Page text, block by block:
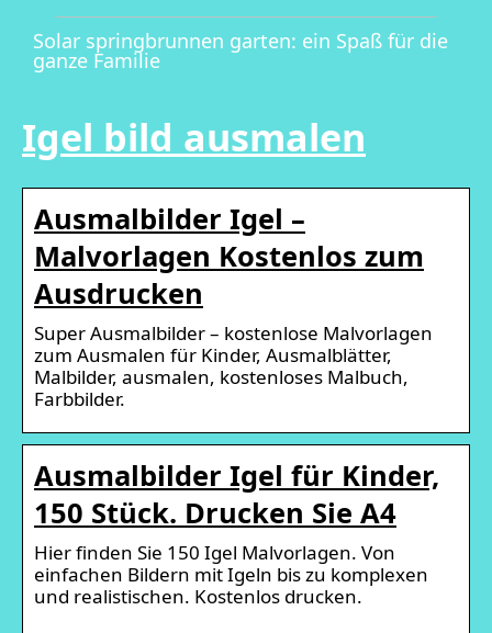
Solar springbrunnen garten: ein Spaß für die
ganze Familie
Igel bild ausmalen
Ausmalbilder Igel –
Malvorlagen Kostenlos zum
Ausdrucken
Super Ausmalbilder – kostenlose Malvorlagen
zum Ausmalen für Kinder, Ausmalblätter,
Malbilder, ausmalen, kostenloses Malbuch,
Farbbilder.
Ausmalbilder Igel für Kinder,
150 Stück. Drucken Sie A4
Hier finden Sie 150 Igel Malvorlagen. Von
einfachen Bildern mit Igeln bis zu komplexen
und realistischen. Kostenlos drucken.